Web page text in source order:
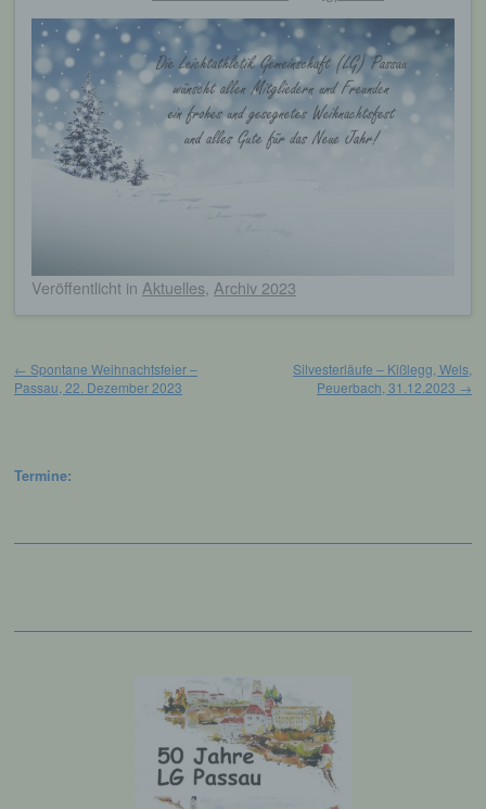
Veröffentlicht in Aktuelles Archiv 2023
← Spontane Weihnachtsfeier –
Passau, 22. Dezember 2023
Silvesterläufe – Kißlegg, Wels,
Peuerbach, 31.12.2023 →
Termine: